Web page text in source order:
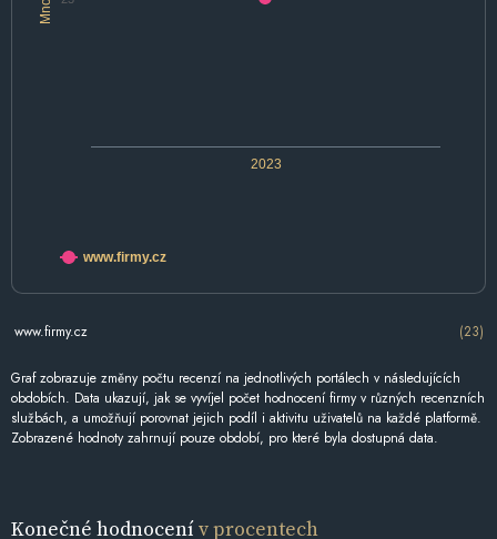
2023
www.firmy.cz
www.firmy.cz (23)
Graf zobrazuje změny počtu recenzí na jednotlivých portálech v následujících
obdobích. Data ukazují, jak se vyvíjel počet hodnocení firmy v různých recenzních
službách, a umožňují porovnat jejich podíl i aktivitu uživatelů na každé platformě.
Zobrazené hodnoty zahrnují pouze období, pro které byla dostupná data.
Konečné hodnocenív procentech